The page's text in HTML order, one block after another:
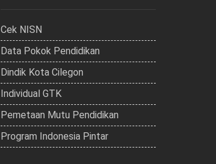
Cek NISN
Data Pokok Pendidikan
Dindik Kota Cilegon
Individual GTK
Pemetaan Mutu Pendidikan
Program Indonesia Pintar